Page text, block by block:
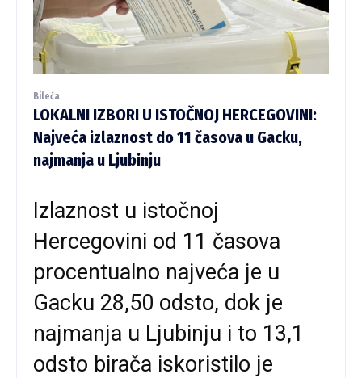
Bileća
LOKALNI IZBORI U ISTOČNOJ HERCEGOVINI:
Najveća izlaznost do 11 časova u Gacku,
najmanja u Ljubinju
Izlaznost u istočnoj
Hercegovini od 11 časova
procentualno najveća je u
Gacku 28,50 odsto, dok je
najmanja u Ljubinju i to 13,1
odsto birača iskoristilo je